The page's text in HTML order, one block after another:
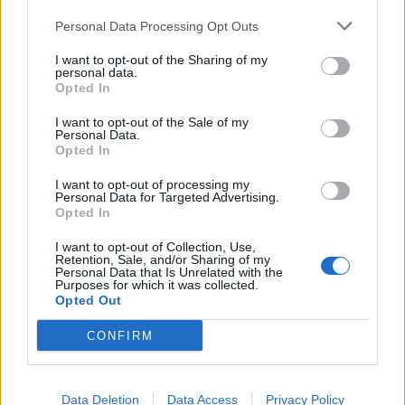
Personal Data Processing Opt Outs
I want to opt-out of the Sharing of my
personal data.
Opted In
I want to opt-out of the Sale of my
Personal Data.
Opted In
I want to opt-out of processing my
Personal Data for Targeted Advertising.
Opted In
I want to opt-out of Collection, Use,
Retention, Sale, and/or Sharing of my
Personal Data that Is Unrelated with the
Purposes for which it was collected.
Opted Out
CONFIRM
Data Deletion Data Access Privacy Policy
informações e pela rápida evolução tecnológica. O
desenvolvimento depende de como o cérebro é
exercitado no cotidiano”, finalizou Fabiano de Abreu
Agrela Rodrigues.
Ígor Lopes
250”, depois de, na edição anterior, ter integrado o
circuito “Challenger”. O francês Luca Van Assche
conquistou o primeiro título ATP da carreira ao
derrotar o belga Alexander Blockx na final, encerrando
uma edição marcada pela elevada competitividade, pela
forte presença de tenistas portugueses e pela projeção
internacional do evento.
O torneio arrancou com a fase de qualificação, nos dias
18 e 19 de julho, reunindo dezenas de atletas em busca
de um lugar no quadro principal. A cerimónia de
abertura contou com a presença do presidente da
Câmara Municipal de Cascais, Nuno Piteira Lopes,
acompanhado pelo executivo municipal, assinalando o
início de uma competição que voltou a colocar o
concelho no centro do calendário internacional do
CONTINUAR A LER
ATUALIDADE
Castelo Branco: “Bienal